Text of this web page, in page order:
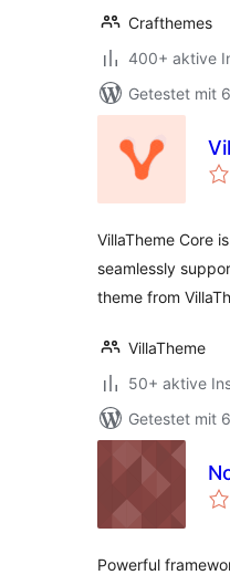
Crafthemes
400+ aktive
Getestet mit
VillaTheme Core
seamlessly
theme from
VillaTheme
50+ aktive
Getestet mit
Powerful